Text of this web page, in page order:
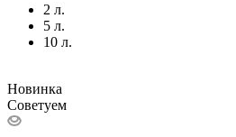
2 л.
5 л.
10 л.
Новинка
Советуем